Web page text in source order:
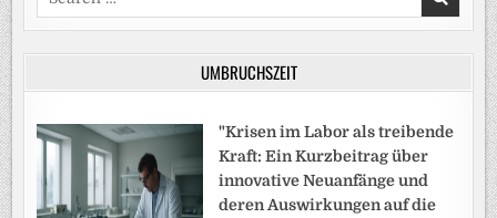
for:
UMBRUCHSZEIT
"Krisen im Labor als treibende
Kraft: Ein Kurzbeitrag über
innovative Neuanfänge und
deren Auswirkungen auf die